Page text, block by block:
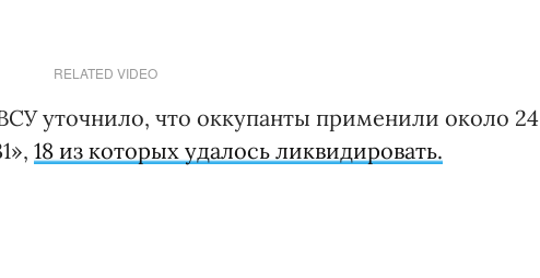
RELATED VIDEO
уточнило, что оккупанты применили около 24
18 из которых удалось ликвидировать.